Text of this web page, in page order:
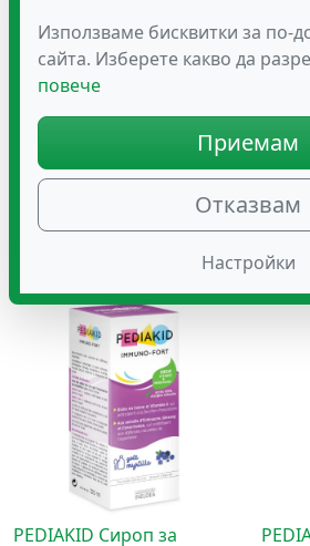
PEDIAKID Дъвчащи
Мечета с Витамин C – 60
PEDIAKID Сироп за
Използваме бисквитки за по-
сайта. Изберете какво да
повече
Приемам
Отказвам
Настройки